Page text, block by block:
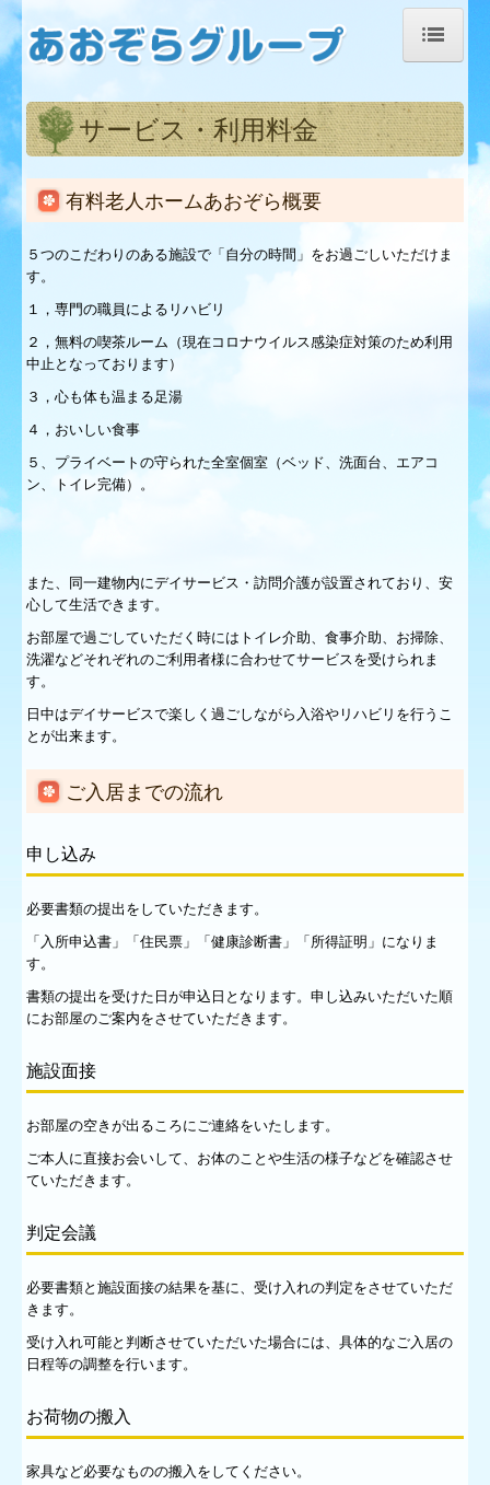
有料老人ホームあおぞら
有料老人ホーム施設紹介
あおぞらサービス・利用料金
里の家施設紹介
里の家サービス・利用料金
杜の家施設紹介
プライバシーポリシー
会社概要
求人応募フォーム
お問合せ
サービス・利用料金
有料老人ホームあおぞら概要
５つのこだわりのある施設で「自分の時間」をお過ごしいただけま
す。
１，専門の職員によるリハビリ
２，無料の喫茶ルーム（現在コロナウイルス感染症対策のため利用
中止となっております）
３，心も体も温まる足湯
４，おいしい食事
５、プライベートの守られた全室個室（ベッド、洗面台、エアコ
ン、トイレ完備）。
また、同一建物内にデイサービス・訪問介護が設置されており、安
心して生活できます。
お部屋で過ごしていただく時にはトイレ介助、食事介助、お掃除、
洗濯などそれぞれのご利用者様に合わせてサービスを受けられま
す。
日中はデイサービスで楽しく過ごしながら入浴やリハビリを行うこ
とが出来ます。
ご入居までの流れ
申し込み
必要書類の提出をしていただきます。
「入所申込書」「住民票」「健康診断書」「所得証明」になりま
す。
書類の提出を受けた日が申込日となります。申し込みいただいた順
にお部屋のご案内をさせていただきます。
施設面接
お部屋の空きが出るころにご連絡をいたします。
ご本人に直接お会いして、お体のことや生活の様子などを確認させ
ていただきます。
判定会議
必要書類と施設面接の結果を基に、受け入れの判定をさせていただ
きます。
受け入れ可能と判断させていただいた場合には、具体的なご入居の
日程等の調整を行います。
お荷物の搬入
家具など必要なものの搬入をしてください。